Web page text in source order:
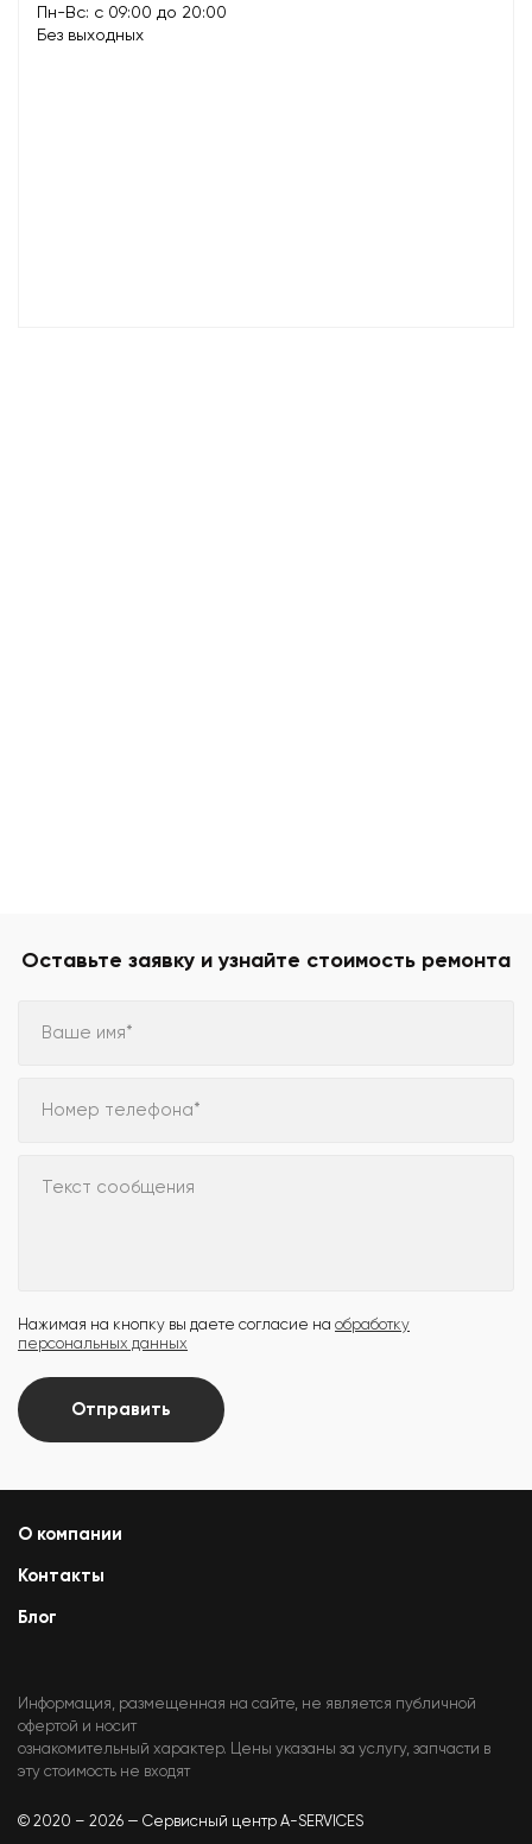
Пн-Вс: с 09:00 до 20:00
Без выходных
Оставьте заявку и узнайте стоимость ремонта
Ваше имя*
Номер телефона*
Текст сообщения
Нажимая на кнопку вы даете согласие на обработку
персональных данных
Отправить
О компании
Контакты
Блог
Информация, размещенная на сайте, не является публичной
офертой и носит
ознакомительный характер. Цены указаны за услугу, запчасти в
эту стоимость не входят
© 2020 – 2026 — Сервисный центр A-SERVICES